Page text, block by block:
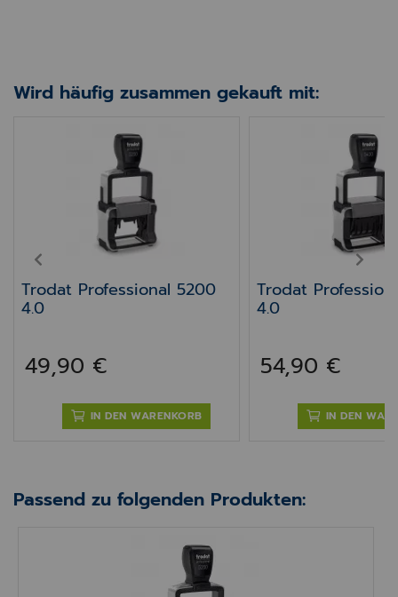
Wird häufig zusammen gekauft mit:
Farbband schwarz S015369
Trodat Professional 5200 4.0
Trodat Professional 5200
4.0
49,90 €
IN DEN WARENKORB
Trodat
Trodat
4.0
54,90 €
IN DEN
NEXT
Passend zu folgenden Produkten:
Trodat Professional 5200 4.0